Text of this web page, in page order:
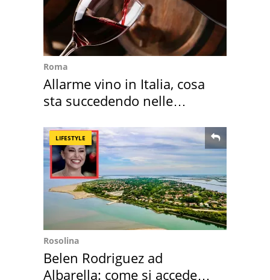
Roma
Allarme vino in Italia, cosa
sta succedendo nelle
LIFESTYLE
Rosolina
Belen Rodriguez ad
Albarella: come si accede